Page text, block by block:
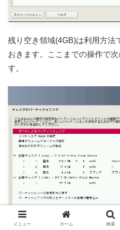
残り空き領域(4GB)は利用方法
おきます。ここまでの操作で
す。
メニュー ホーム 検索